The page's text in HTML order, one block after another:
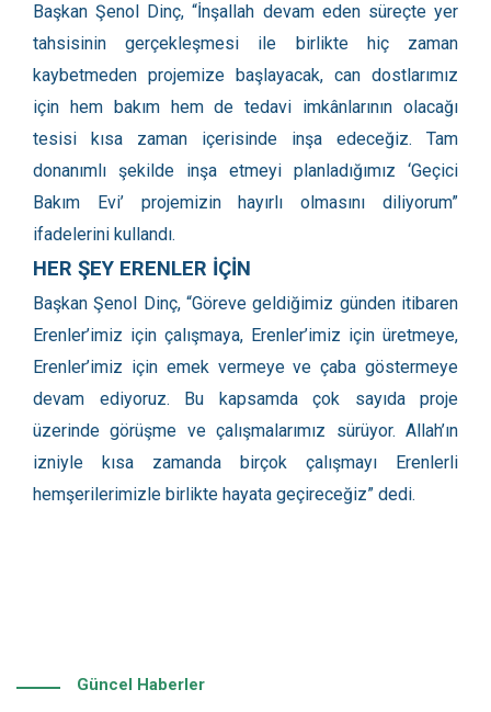
Başkan Şenol Dinç, “İnşallah devam eden süreçte yer
tahsisinin gerçekleşmesi ile birlikte hiç zaman
kaybetmeden projemize başlayacak, can dostlarımız
için hem bakım hem de tedavi imkânlarının olacağı
tesisi kısa zaman içerisinde inşa edeceğiz. Tam
donanımlı şekilde inşa etmeyi planladığımız ‘Geçici
Bakım Evi’ projemizin hayırlı olmasını diliyorum”
ifadelerini kullandı.
HER ŞEY ERENLER İÇİN
Başkan Şenol Dinç, “Göreve geldiğimiz günden itibaren
Erenler’imiz için çalışmaya, Erenler’imiz için üretmeye,
Erenler’imiz için emek vermeye ve çaba göstermeye
devam ediyoruz. Bu kapsamda çok sayıda proje
üzerinde görüşme ve çalışmalarımız sürüyor. Allah’ın
izniyle kısa zamanda birçok çalışmayı Erenlerli
hemşerilerimizle birlikte hayata geçireceğiz” dedi.
Güncel Haberler